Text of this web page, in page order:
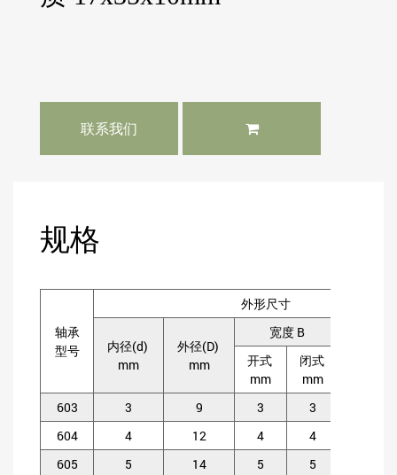
联系我们
规格
轴承
型号
外形尺寸
内径(d)
mm
外径(D)
mm
宽度 B
开式
mm
闭式
mm
603
3 9 3 3
604
4 12 4 4
605
5 14 5 5